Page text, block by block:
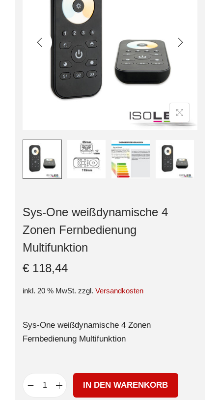
Sys-One weißdynamische 4
Zonen Fernbedienung
Multifunktion
€ 118,44
inkl. 20 % MwSt. zzgl. Versandkosten
Sys-One weißdynamische 4 Zonen
Fernbedienung Multifunktion
IN DEN WARENKORB